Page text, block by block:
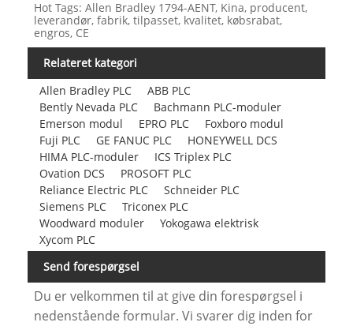
Hot Tags: Allen Bradley 1794-AENT, Kina, producent,
leverandør, fabrik, tilpasset, kvalitet, købsrabat,
engros, CE
Relateret kategori
Allen Bradley PLC
ABB PLC
Bently Nevada PLC
Bachmann PLC-moduler
Emerson modul
EPRO PLC
Foxboro modul
Fuji PLC
GE FANUC PLC
HONEYWELL DCS
HIMA PLC-moduler
ICS Triplex PLC
Ovation DCS
PROSOFT PLC
Reliance Electric PLC
Schneider PLC
Siemens PLC
Triconex PLC
Woodward moduler
Yokogawa elektrisk
Xycom PLC
Send forespørgsel
Du er velkommen til at give din forespørgsel i
nedenstående formular. Vi svarer dig inden for